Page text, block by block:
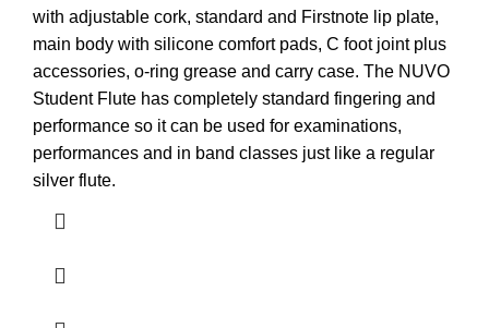
with adjustable cork, standard and Firstnote lip plate,
main body with silicone comfort pads, C foot joint plus
accessories, o-ring grease and carry case. The NUVO
Student Flute has completely standard fingering and
performance so it can be used for examinations,
performances and in band classes just like a regular
silver flute.